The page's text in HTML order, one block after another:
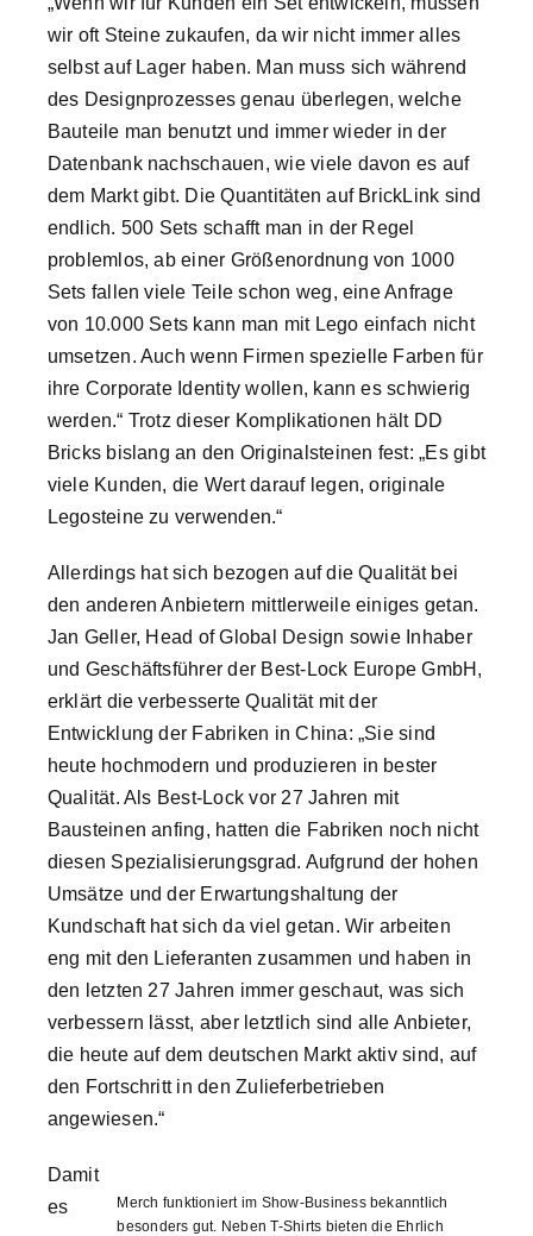
wir oft Steine zukaufen, da wir nicht immer alles
selbst auf Lager haben. Man muss sich während
des Designprozesses genau überlegen, welche
Bauteile man benutzt und immer wieder in der
Datenbank nachschauen, wie viele davon es auf
dem Markt gibt. Die Quantitäten auf BrickLink sind
endlich. 500 Sets schafft man in der Regel
problemlos, ab einer Größenordnung von 1000
Sets fallen viele Teile schon weg, eine Anfrage
von 10.000 Sets kann man mit Lego einfach nicht
umsetzen. Auch wenn Firmen spezielle Farben für
ihre Corporate Identity wollen, kann es schwierig
werden.“ Trotz dieser Komplikationen hält DD
Bricks bislang an den Originalsteinen fest: „Es gibt
viele Kunden, die Wert darauf legen, originale
Legosteine zu verwenden.“
Allerdings hat sich bezogen auf die Qualität bei
den anderen Anbietern mittlerweile einiges getan.
Jan Geller, Head of Global Design sowie Inhaber
und Geschäftsführer der Best-Lock Europe GmbH,
erklärt die verbesserte Qualität mit der
Entwicklung der Fabriken in China: „Sie sind
heute hochmodern und produzieren in bester
Qualität. Als Best-Lock vor 27 Jahren mit
Bausteinen anfing, hatten die Fabriken noch nicht
diesen Spezialisierungsgrad. Aufgrund der hohen
Umsätze und der Erwartungshaltung der
Kundschaft hat sich da viel getan. Wir arbeiten
eng mit den Lieferanten zusammen und haben in
den letzten 27 Jahren immer geschaut, was sich
verbessern lässt, aber letztlich sind alle Anbieter,
die heute auf dem deutschen Markt aktiv sind, auf
den Fortschritt in den Zulieferbetrieben
angewiesen.“
Merch funktioniert im Show-Business bekanntlich
besonders gut. Neben T-Shirts bieten die Ehrlich
Damit
es